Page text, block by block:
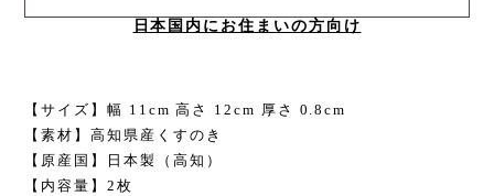
日本国内にお住まいの方向け
【サイズ】幅 11cm 高さ 12cm 厚さ 0.8cm
【素材】高知県産くすのき
【原産国】日本製（高知）
【内容量】2枚